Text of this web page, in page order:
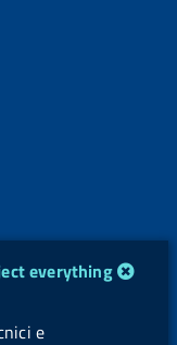
everything
e